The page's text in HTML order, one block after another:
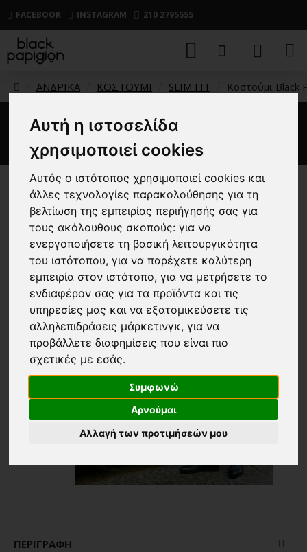
Αυτή η ιστοσελίδα
χρησιμοποιεί cookies
Αυτός ο ιστότοπος χρησιμοποιεί cookies και
άλλες τεχνολογίες παρακολούθησης για τη
βελτίωση της εμπειρίας περιήγησής σας για
τους ακόλουθους σκοπούς:για να
ενεργοποιήσετε τη βασική λειτουργικότητα
του ιστότοπου,για να παρέχετε καλύτερη
εμπειρία στον ιστότοπο,για να μετρήσετε το
ενδιαφέρον σας για τα προϊόντα και τις
υπηρεσίες μας και να εξατομικεύσετε τις
αλληλεπιδράσεις μάρκετινγκ,για να
προβάλλετε διαφημίσεις που είναι πιο
σχετικές με εσάς.
Συμφωνώ
Αρνούμαι
Αλλαγή των προτιμήσεών μου
FACEBOOK INSTAGRAM 210 2795555
ΑΝΔΡΙΚΑ ΚΟΣΤΟΥΜΙ SLIM FIT Κοστούμι Black
Κοστούμι Black Papigion λαδί
ΠΕΡΙΓΡΑΦΉ